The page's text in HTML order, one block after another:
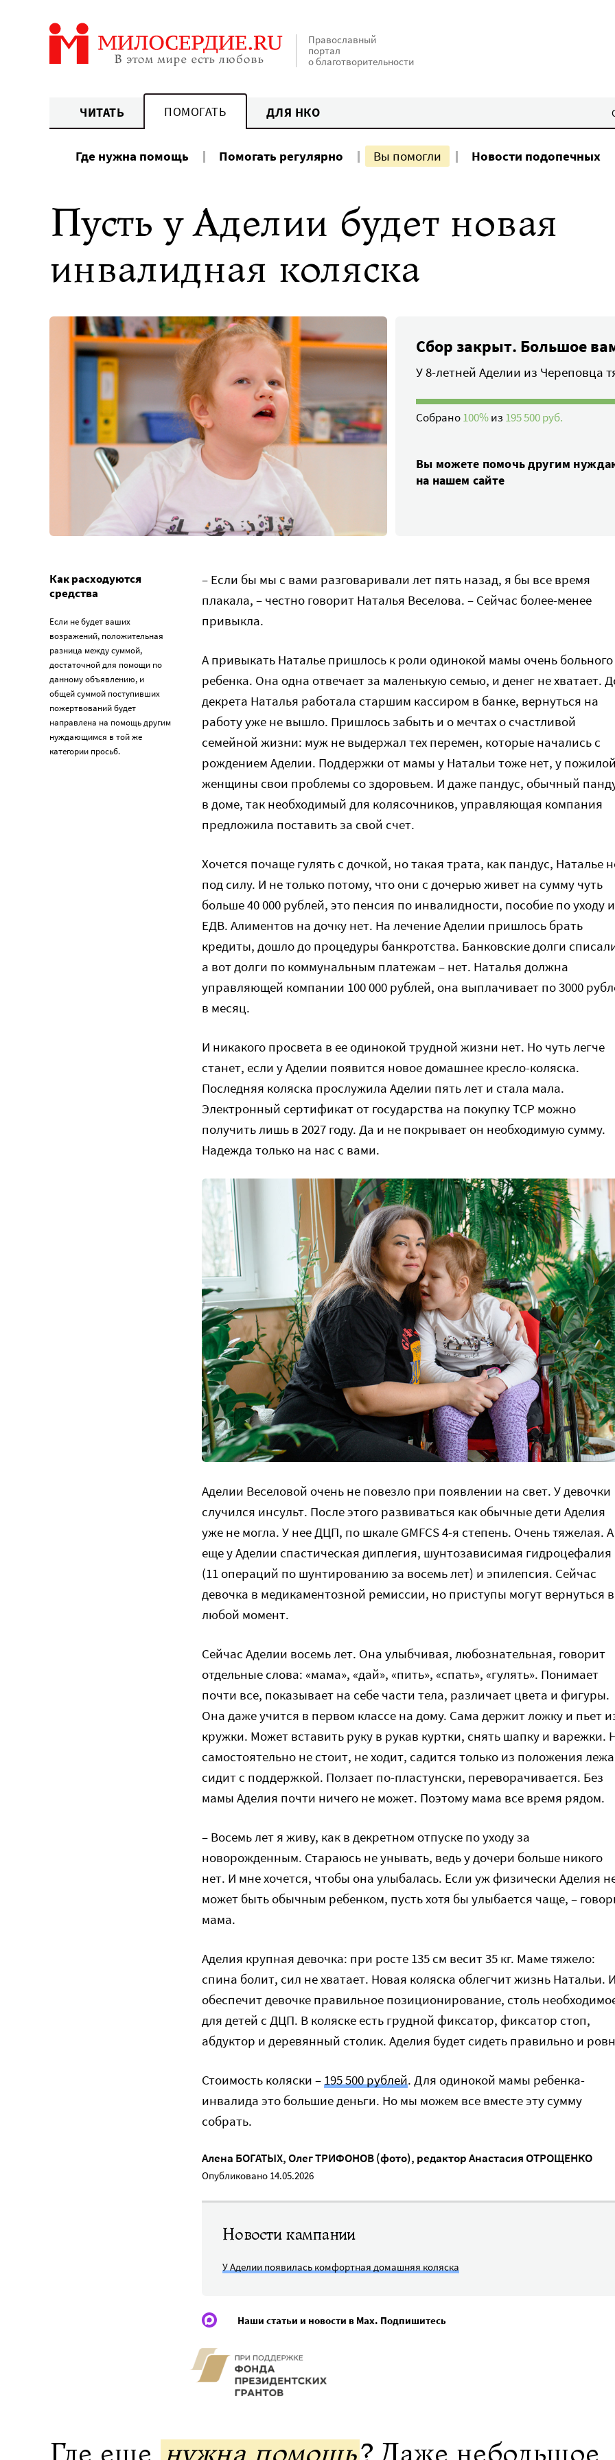
Православный
портал
о благотворительности
ЧИТАТЬ ПОМОГАТЬ ДЛЯ НКО
Где нужна помощь Помогать регулярно Вы помогли Новости подопечных
Пусть у Аделии будет новая
инвалидная коляска
Сбор закрыт. Большое
У 8-летней Аделии из
Собрано100%из 195 500 руб.
Вы можете помочь другим
на нашем сайте
Как расходуются
средства
Если не будет ваших
возражений, положительная
разница между суммой,
достаточной для помощи по
данному объявлению, и
общей суммой поступивших
пожертвований будет
направлена на помощь другим
нуждающимся в той же
категории просьб.
– Если бы мы с вами разговаривали лет пять назад, я бы все время
плакала, – честно говорит Наталья Веселова. – Сейчас более-менее
привыкла.
А привыкать Наталье пришлось к роли одинокой мамы очень больного
ребенка. Она одна отвечает за маленькую семью, и денег не хватает.
декрета Наталья работала старшим кассиром в банке, вернуться на
работу уже не вышло. Пришлось забыть и о мечтах о счастливой
семейной жизни: муж не выдержал тех перемен, которые начались с
рождением Аделии. Поддержки от мамы у Натальи тоже нет, у пожилой
женщины свои проблемы со здоровьем. И даже пандус, обычный
в доме, так необходимый для колясочников, управляющая компания
предложила поставить за свой счет.
Хочется почаще гулять с дочкой, но такая трата, как пандус, Наталье
под силу. И не только потому, что они с дочерью живет на сумму чуть
больше 40 000 рублей, это пенсия по инвалидности, пособие по уходу и
ЕДВ. Алиментов на дочку нет. На лечение Аделии пришлось брать
кредиты, дошло до процедуры банкротства. Банковские долги
а вот долги по коммунальным платежам – нет. Наталья должна
управляющей компании 100 000 рублей, она выплачивает по 3000
в месяц.
И никакого просвета в ее одинокой трудной жизни нет. Но чуть легче
станет, если у Аделии появится новое домашнее кресло-коляска.
Последняя коляска прослужила Аделии пять лет и стала мала.
Электронный сертификат от государства на покупку ТСР можно
получить лишь в 2027 году. Да и не покрывает он необходимую сумму.
Надежда только на нас с вами.
Аделии Веселовой очень не повезло при появлении на свет. У девочки
случился инсульт. После этого развиваться как обычные дети Аделия
уже не могла. У нее ДЦП, по шкале GMFCS 4-я степень. Очень тяжелая. А
еще у Аделии спастическая диплегия, шунтозависимая гидроцефалия
(11 операций по шунтированию за восемь лет) и эпилепсия. Сейчас
девочка в медикаментозной ремиссии, но приступы могут вернуться в
любой момент.
Сейчас Аделии восемь лет. Она улыбчивая, любознательная, говорит
отдельные слова: «мама», «дай», «пить», «спать», «гулять». Понимает
почти все, показывает на себе части тела, различает цвета и фигуры.
Она даже учится в первом классе на дому. Сама держит ложку и пьет
кружки. Может вставить руку в рукав куртки, снять шапку и варежки.
самостоятельно не стоит, не ходит, садится только из положения
сидит с поддержкой. Ползает по-пластунски, переворачивается. Без
мамы Аделия почти ничего не может. Поэтому мама все время рядом.
– Восемь лет я живу, как в декретном отпуске по уходу за
новорожденным. Стараюсь не унывать, ведь у дочери больше никого
нет. И мне хочется, чтобы она улыбалась. Если уж физически Аделия
может быть обычным ребенком, пусть хотя бы улыбается чаще, –
мама.
Аделия крупная девочка: при росте 135 см весит 35 кг. Маме тяжело:
спина болит, сил не хватает. Новая коляска облегчит жизнь Натальи. И
обеспечит девочке правильное позиционирование, столь
для детей с ДЦП. В коляске есть грудной фиксатор, фиксатор стоп,
абдуктор и деревянный столик. Аделия будет сидеть правильно и
Стоимость коляски –195 500 рублей. Для одинокой мамы ребенка-
инвалида это большие деньги. Но мы можем все вместе эту сумму
собрать.
Алена БОГАТЫХ,Олег ТРИФОНОВ (фото), редакторАнастасия ОТРОЩЕНКО
Опубликовано 14.05.2026
Новости кампании
У Аделии появилась комфортная домашняя коляска
Наши статьи и новости в Max. Подпишитесь